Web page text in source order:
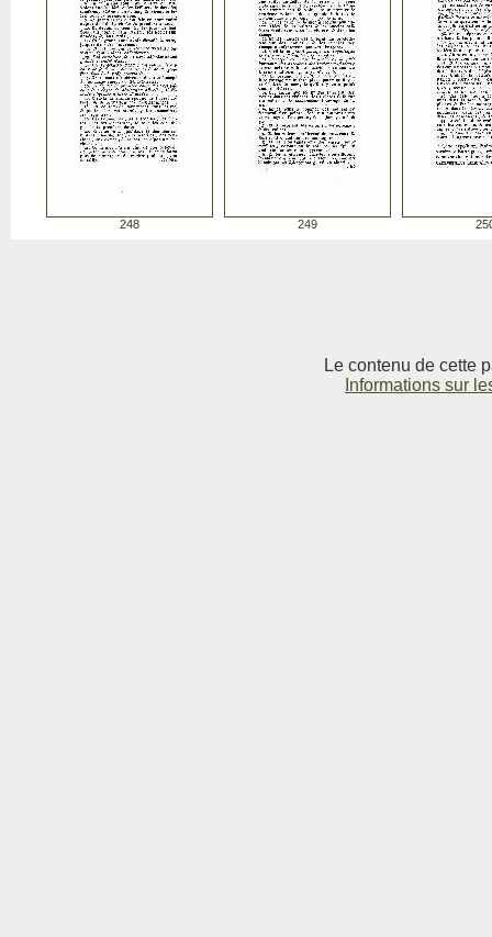
248 249
Le contenu de cette
Informations sur